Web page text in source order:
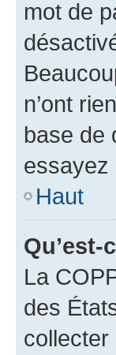
mot de
n’ont
base de
essayez
Haut
Qu’est-
La
des
collecter